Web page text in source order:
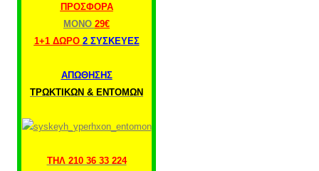
ΠΡΟΣΦΟΡΑ
ΜΟΝΟ 29€
1+1 ΔΩΡΟ 2 ΣΥΣΚΕΥΕΣ
ΑΠΩΘΗΣΗΣ
ΤΡΩΚΤΙΚΩΝ & ΕΝΤΟΜΩΝ
ΤΗΛ 210 36 33 224